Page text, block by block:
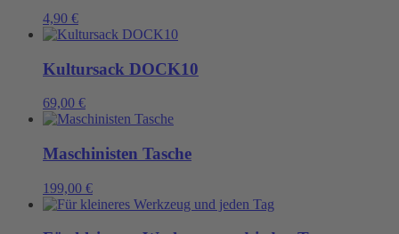
4,90 €
Kultursack DOCK10
69,00 €
Maschinisten Tasche
199,00 €